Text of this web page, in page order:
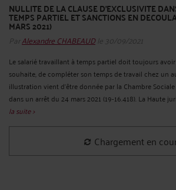
NULLITE DE LA CLAUSE D'EXCLUSIVITE
TEMPS PARTIEL ET SANCTIONS EN
MARS 2021)
ParAlexandre CHABEAUDle 30/09/2021
Le salarié travaillant à temps partiel doit toujours
souhaite, de compléter son temps de travail chez un
illustration vient d'être donnée par la Chambre
dans un arrêt du 24 mars 2021 (19-16.418). La Haute
la suite >
Chargement en